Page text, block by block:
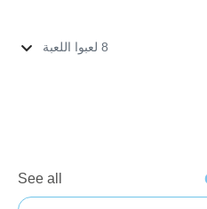
8 لعبوا اللعبة
See all